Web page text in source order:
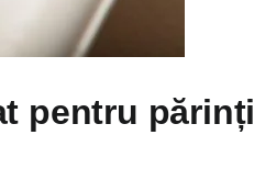
pentru părinți